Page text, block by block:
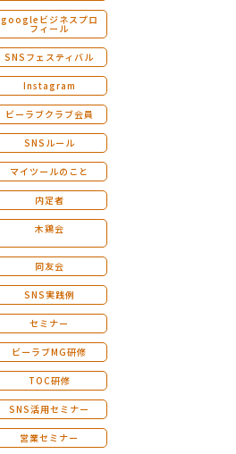
googleビジネスプロ
フィール
SNSフェスティバル
Instagram
ビーラブクラブ会員
SNSルール
マイツールのこと
内定者
木鶏会
同友会
SNS実践例
セミナー
ビーラブMG研修
TOC研修
SNS活用セミナー
営業セミナー